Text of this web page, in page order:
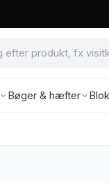
Bøger & hæfter